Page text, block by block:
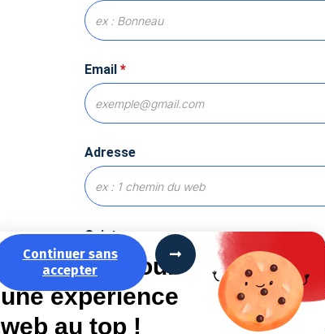
Continuer sans
accepter
La recette pour
une expérience
web au top !
Email *
Adresse
Sujet
Message